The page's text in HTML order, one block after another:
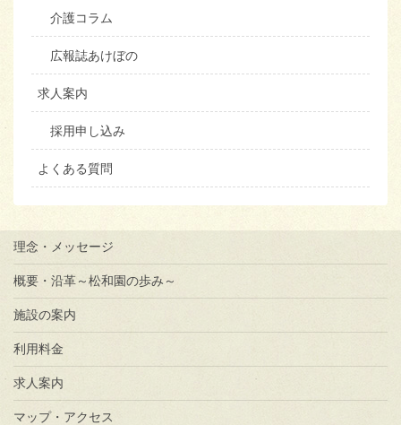
介護コラム
広報誌あけぼの
求人案内
採用申し込み
よくある質問
理念・メッセージ
概要・沿革～松和園の歩み～
施設の案内
利用料金
求人案内
マップ・アクセス